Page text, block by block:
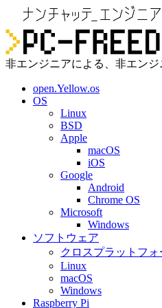
非エンジニアによる、非エン
open.Yellow.os
OS
Linux
BSD
Apple
macOS
iOS
Google
Android
Chrome OS
Microsoft
Windows
ソフトウェア
クロスプラットフォ
Linux
macOS
Windows
Raspberry Pi